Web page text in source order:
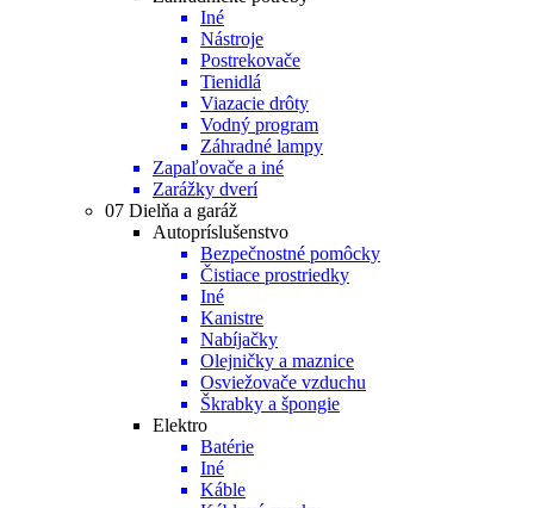
Iné
Nástroje
Postrekovače
Tienidlá
Viazacie drôty
Vodný program
Záhradné lampy
Zapaľovače a iné
Zarážky dverí
07 Dielňa a garáž
Autopríslušenstvo
Bezpečnostné pomôcky
Čistiace prostriedky
Iné
Kanistre
Nabíjačky
Olejničky a maznice
Osviežovače vzduchu
Škrabky a špongie
Elektro
Batérie
Iné
Káble